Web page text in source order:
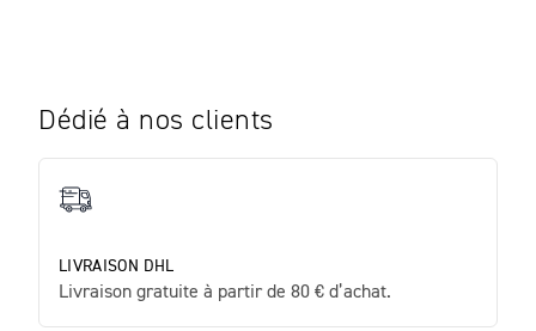
Dédié à nos clients
LIVRAISON DHL
Livraison gratuite à partir de 80 € d’achat.